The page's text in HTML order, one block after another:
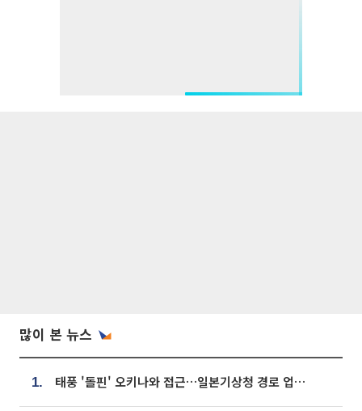
많이 본 뉴스
1. 태풍 '돌핀' 오키나와 접근…일본기상청 경로 업데이트